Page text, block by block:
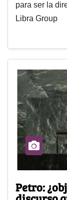
para ser la
Libra Group
Petro: